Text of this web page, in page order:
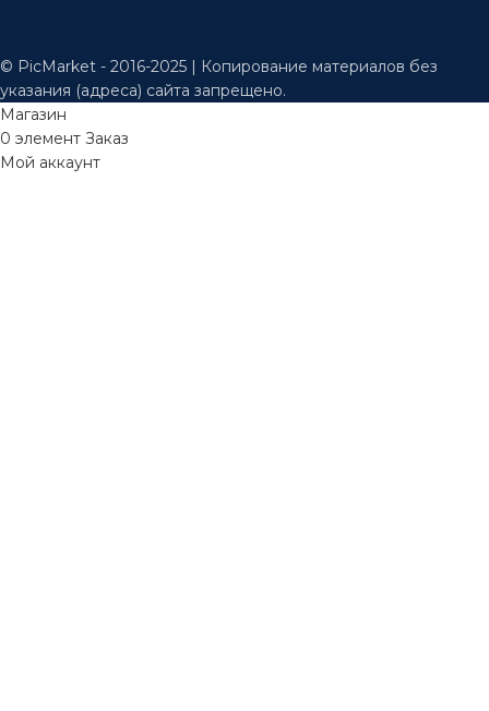
© PicMarket - 2016-2025 | Копирование материалов без
указания (адреса) сайта запрещено.
Магазин
0 элемент Заказ
Мой аккаунт